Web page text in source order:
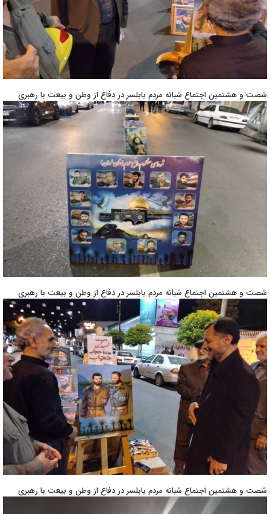
شصت و هشتمین اجتماع شبانه مردم بابلسر در دفاع از وطن و بیعت با رهبری
شصت و هشتمین اجتماع شبانه مردم بابلسر در دفاع از وطن و بیعت با رهبری
شصت و هشتمین اجتماع شبانه مردم بابلسر در دفاع از وطن و بیعت با رهبری